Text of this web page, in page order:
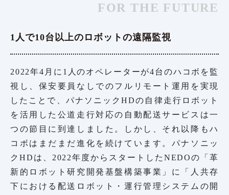
FOR THE FUTURE
1人で10台以上のロボットの遠隔監視
2022年4月に1人のオペレーターが4台のハコボを監
視し、保安要員なしでのフルリモート運用を実現
したことで、パナソニックHDの自律走行ロボット
を活用した公道走行対応の自動配送サービスは一
つの節目に到達しました。しかし、それ以降もハ
コボはまだまだ進化を続けています。パナソニッ
クHDは、2022年度からスタートしたNEDOの「革
新的ロボット研究開発基盤構築事業」に「人共存
下における配送ロボット・運行管理システムの開